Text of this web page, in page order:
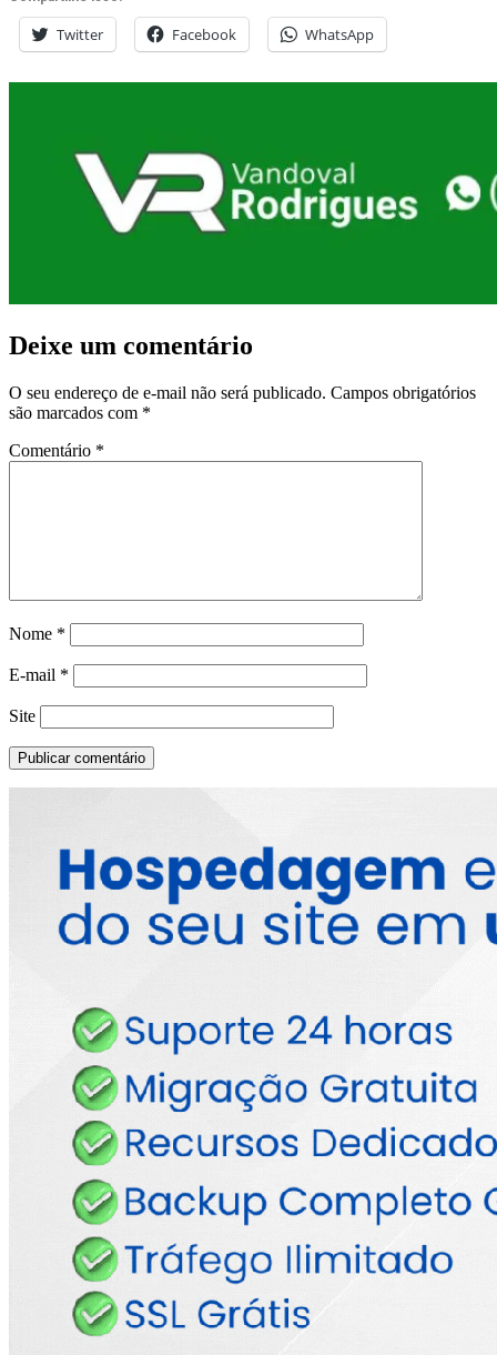
Twitter Facebook WhatsApp
Deixe um comentário
O seu endereço de e-mail não será publicado. Campos obrigatórios
são marcados com *
Comentário *
Nome *
E-mail *
Site